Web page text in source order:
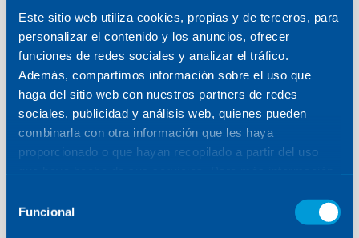
Este sitio web utiliza cookies, propias y de terceros, para
personalizar el contenido y los anuncios, ofrecer
funciones de redes sociales y analizar el tráfico.
Además, compartimos información sobre el uso que
haga del sitio web con nuestros partners de redes
sociales, publicidad y análisis web, quienes pueden
combinarla con otra información que les haya
proporcionado o que hayan recopilado a partir del uso
Funcional